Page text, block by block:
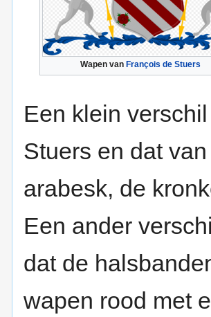
Wapen van François de Stuers
Een klein
Stuers en dat
arabesk, de
Een ander
dat de
wapen rood met